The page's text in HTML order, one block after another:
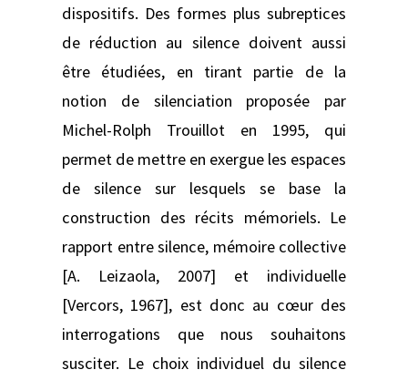
dispositifs. Des formes plus subreptices
de réduction au silence doivent aussi
être étudiées, en tirant partie de la
notion de silenciation proposée par
Michel-Rolph Trouillot en 1995, qui
permet de mettre en exergue les espaces
de silence sur lesquels se base la
construction des récits mémoriels. Le
rapport entre silence, mémoire collective
[A. Leizaola, 2007] et individuelle
[Vercors, 1967], est donc au cœur des
interrogations que nous souhaitons
susciter. Le choix individuel du silence